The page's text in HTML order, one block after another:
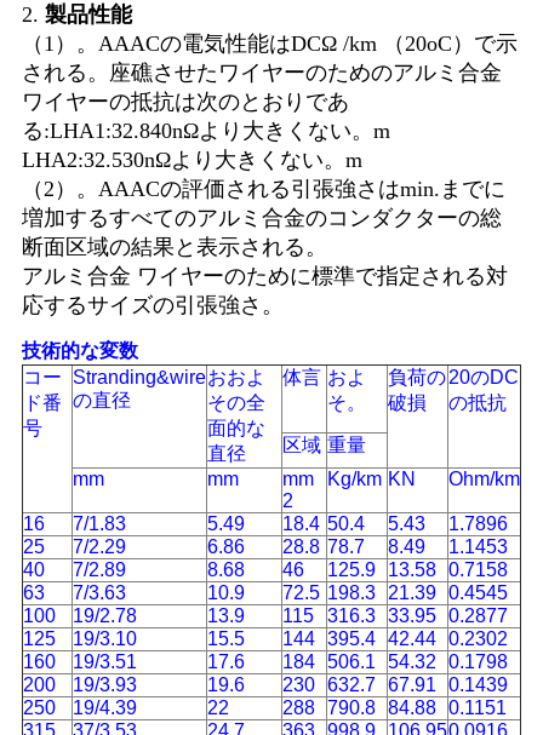
2. 製品性能
（1）。AAACの電気性能はDCΩ /km （20oC）で示
される。座礁させたワイヤーのためのアルミ合金
ワイヤーの抵抗は次のとおりであ
る:LHA1:32.840nΩより大きくない。m
LHA2:32.530nΩより大きくない。m
（2）。AAACの評価される引張強さはmin.までに
増加するすべてのアルミ合金のコンダクターの総
断面区域の結果と表示される。
アルミ合金 ワイヤーのために標準で指定される対
応するサイズの引張強さ。
技術的な変数
コー
ド番
号
Stranding&wire
の直径
おおよ
その全
面的な
直径
体言 およ
そ。
負荷の
破損
20のDC
の抵抗
区域 重量
mm
mm
mm
2
Kg/km KN Ohm/km
16 7/1.83 5.49 18.4 50.4 5.43
1.7896
25
7/2.29 6.86 28.8 78.7 8.49
1.1453
40
7/2.89 8.68 46 125.9 13.58 0.7158
63
7/3.63 10.9 72.5 198.3 21.39 0.4545
100
19/2.78 13.9 115 316.3 33.95 0.2877
125
19/3.10 15.5 144 395.4 42.44 0.2302
160
19/3.51 17.6 184 506.1 54.32 0.1798
200
19/3.93 19.6 230 632.7 67.91 0.1439
250
19/4.39 22 288 790.8 84.88 0.1151